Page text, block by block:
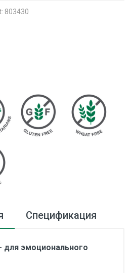
803430
Спецификация
эмоционального